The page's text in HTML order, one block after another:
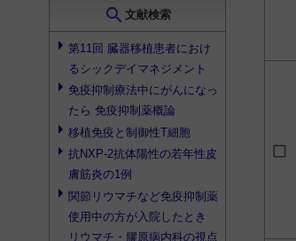
search 文献検索
第11回 臓器移植患者におけ
るシックデイマネジメント
免疫抑制療法中にがんになっ
たら 免疫抑制薬概論
移植免疫と制御性T細胞
抗NXP-2抗体陽性の若年性皮
膚筋炎の1例
関節リウマチなど免疫抑制薬
使用中の方が入院したとき
リウマチ・膠原病内科の視点